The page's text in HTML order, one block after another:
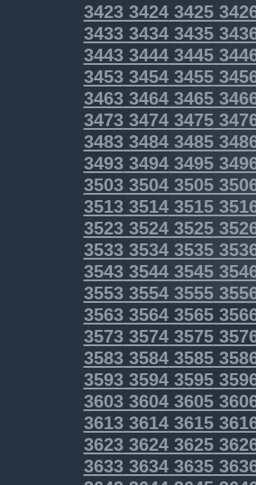
342334243425
343334343435
344334443445
345334543455
346334643465
347334743475
348334843485
349334943495
350335043505
351335143515
352335243525
353335343535
354335443545
355335543555
356335643565
357335743575
358335843585
359335943595
360336043605
361336143615
362336243625
363336343635